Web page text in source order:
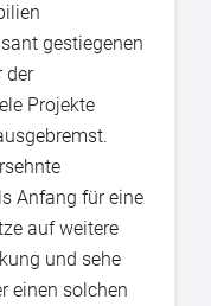
gestiegenen
der
Projekte
Anfang für eine
auf weitere
und sehe
einen solchen